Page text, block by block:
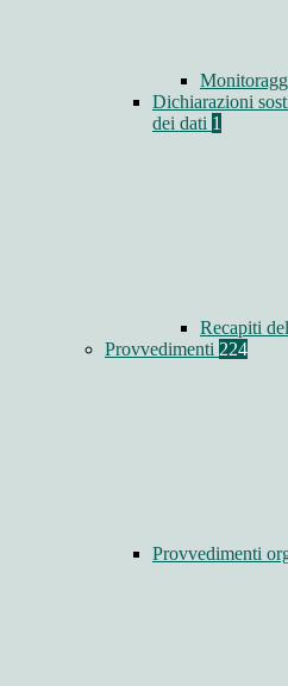
Dichiarazioni
dei dati 1
Recapiti
Provvedimenti 224
Provvedimenti